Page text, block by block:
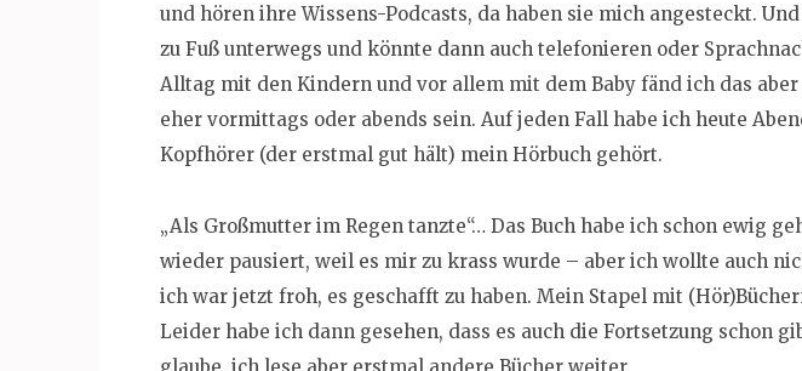
und hören ihre Wissens-Podcasts, da haben sie mich angesteckt.
zu Fuß unterwegs und könnte dann auch telefonieren oder
Alltag mit den Kindern und vor allem mit dem Baby fänd ich das
eher vormittags oder abends sein. Auf jeden Fall habe ich heute
Kopfhörer (der erstmal gut hält) mein Hörbuch gehört.
„Als Großmutter im Regen tanzte“… Das Buch habe ich schon ewig
wieder pausiert, weil es mir zu krass wurde – aber ich wollte auch
ich war jetzt froh, es geschafft zu haben. Mein Stapel mit
Leider habe ich dann gesehen, dass es auch die Fortsetzung schon
glaube, ich lese aber erstmal andere Bücher weiter.